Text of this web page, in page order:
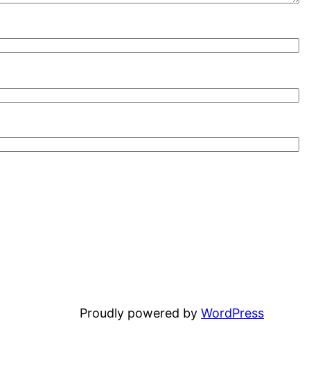
Proudly powered by WordPress